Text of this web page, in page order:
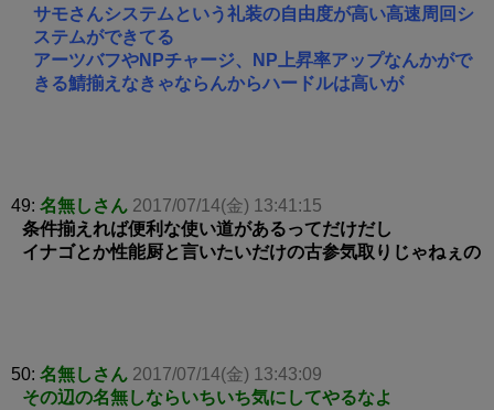
サモさんシステムという礼装の自由度が高い高速周回シ
ステムができてる
アーツバフやNPチャージ、NP上昇率アップなんかがで
きる鯖揃えなきゃならんからハードルは高いが
49: 名無しさん 2017/07/14(金) 13:41:15
条件揃えれば便利な使い道があるってだけだし
イナゴとか性能厨と言いたいだけの古参気取りじゃねぇの
50: 名無しさん 2017/07/14(金) 13:43:09
その辺の名無しならいちいち気にしてやるなよ